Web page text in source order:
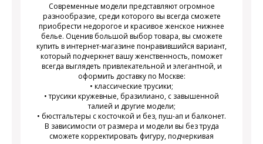
Современные модели представляют огромное
разнообразие, среди которого вы всегда сможете
приобрести недорогое и красивое женское нижнее
белье. Оценив большой выбор товара, вы сможете
купить в интернет-магазине понравившийся вариант,
который подчеркнет вашу женственность, поможет
всегда выглядеть привлекательной и элегантной, и
оформить доставку по Москве:
• классические трусики;
• трусики кружевные, бразилиано, с завышенной
талией и другие модели;
• бюстгальтеры с косточкой и без, пуш-ап и балконет.
В зависимости от размера и модели вы без труда
сможете корректировать фигуру, подчеркивая